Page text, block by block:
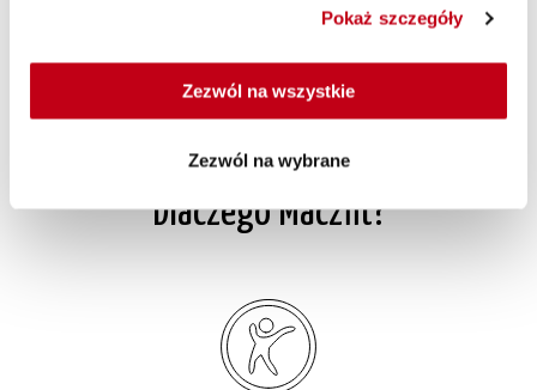
Pokaż szczegóły
Zezwól na wszystkie
Zezwól na wybrane
. Jeśli masz wątpliwości, jaki zestaw posiłków wybrać,
Dlaczego Maczfit?